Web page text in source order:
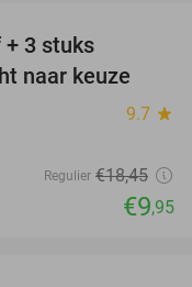
3 stuks
naar keuze
9.7 star
Regulier €18,45
€9,95